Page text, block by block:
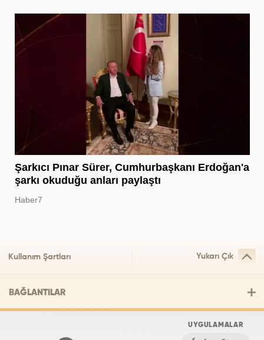
Şarkıcı Pınar Sürer, Cumhurbaşkanı Erdoğan'a
şarkı okuduğu anları paylaştı
Haber7
Kullanım Şartları Yukarı Çık
BAĞLANTILAR
UYGULAMALAR